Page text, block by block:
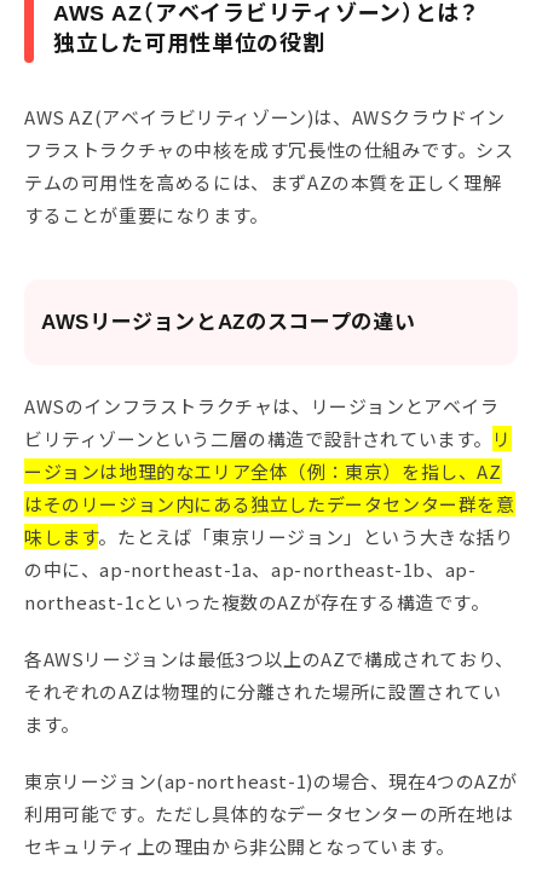
AWS AZ（アベイラビリティゾーン）とは？
独立した可用性単位の役割
AWS AZ(アベイラビリティゾーン)は、AWSクラウドイン
フラストラクチャの中核を成す冗長性の仕組みです。シス
テムの可用性を高めるには、まずAZの本質を正しく理解
することが重要になります。
AWSリージョンとAZのスコープの違い
AWSのインフラストラクチャは、リージョンとアベイラ
ビリティゾーンという二層の構造で設計されています。
リ
ージョンは地理的なエリア全体（例：東京）を指し、AZ
はそのリージョン内にある独立したデータセンター群を意
味します。たとえば「東京リージョン」という大きな括り
の中に、ap-northeast-1a、ap-northeast-1b、ap-
northeast-1cといった複数のAZが存在する構造です。
各AWSリージョンは最低3つ以上のAZで構成されており、
それぞれのAZは物理的に分離された場所に設置されてい
ます。
東京リージョン(ap-northeast-1)の場合、現在4つのAZが
利用可能です。ただし具体的なデータセンターの所在地は
セキュリティ上の理由から非公開となっています。